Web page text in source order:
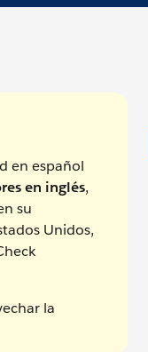
en español
en inglés,
su
Unidos,
la